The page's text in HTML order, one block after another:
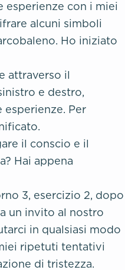
esperienze con i miei
alcuni simboli
Ho iniziato
attraverso il
e destro,
Per
il conscio e il
Hai appena
3, esercizio 2, dopo
un invito al nostro
in qualsiasi modo
ripetuti tentativi
di tristezza.